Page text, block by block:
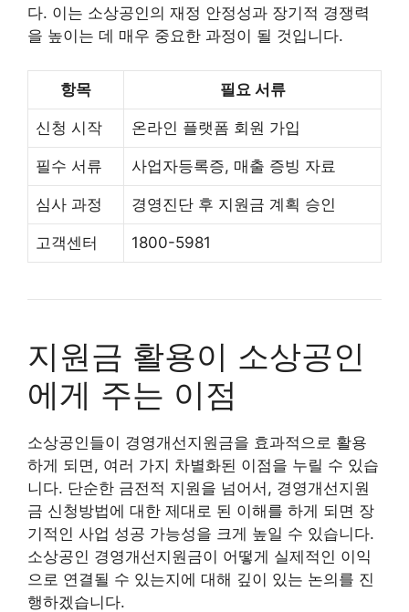
다. 이는 소상공인의 재정 안정성과 장기적 경쟁력
을 높이는 데 매우 중요한 과정이 될 것입니다.
항목 필요 서류
신청 시작 온라인 플랫폼 회원 가입
필수 서류 사업자등록증, 매출 증빙 자료
심사 과정 경영진단 후 지원금 계획 승인
고객센터 1800-5981
지원금 활용이 소상공인
에게 주는 이점
소상공인들이 경영개선지원금을 효과적으로 활용
하게 되면, 여러 가지 차별화된 이점을 누릴 수 있습
니다. 단순한 금전적 지원을 넘어서, 경영개선지원
금 신청방법에 대한 제대로 된 이해를 하게 되면 장
기적인 사업 성공 가능성을 크게 높일 수 있습니다.
소상공인 경영개선지원금이 어떻게 실제적인 이익
으로 연결될 수 있는지에 대해 깊이 있는 논의를 진
행하겠습니다.